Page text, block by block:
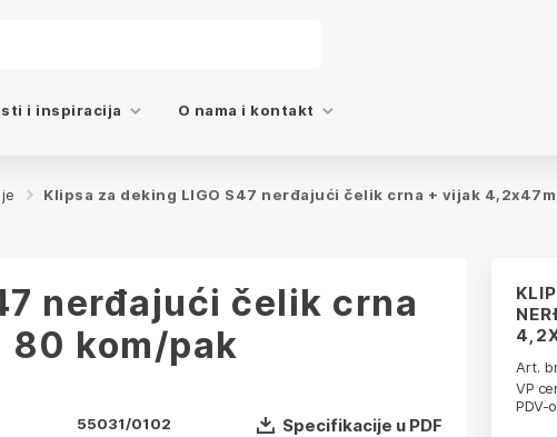
i inspiracija O nama i kontakt
Klipsa za deking LIGO S47 nerđajući čelik crna + vijak
nerđajući čelik crna
80 kom/pak
55031/0102
Specifikacije u PDF
Art.
VP
PDV-